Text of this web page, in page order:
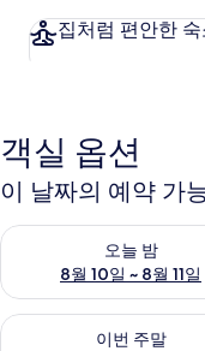
갤
러
리
집처럼 편안한 숙
객실 옵션
이 날짜의 예약 가
오늘 밤
8월 10일 ~ 8월 11일
오늘 밤 예약 가능 여부
이번 주말
이번 주말 예약 가능 여